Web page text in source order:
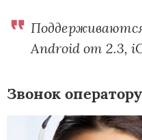
Android от 2.3,
Звонок оператору